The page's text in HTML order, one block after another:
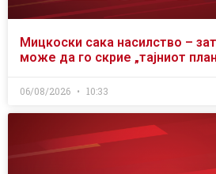
Мицкоски сака насилство –
може да го скрие „тајниот
06/08/2026 10:33